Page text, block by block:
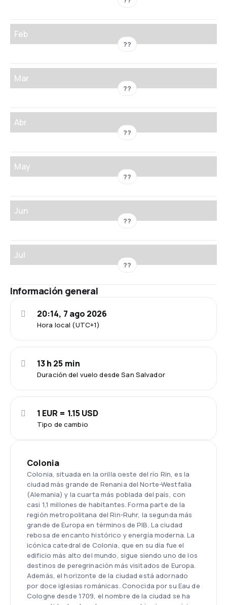
Feb
??
Mar
??
Abr
??
May
??
Jun
??
Jul
??
Información general
Hora local (UTC+1)
20:14, 7 ago 2026
Duración del vuelo desde San Salvador
13 h 25 min
Tipo de cambio
1 EUR = 1.15 USD
Colonia
Colonia, situada en la orilla oeste del río Rin, es la
ciudad más grande de Renania del Norte-Westfalia
(Alemania) y la cuarta más poblada del país, con
casi 1,1 millones de habitantes. Forma parte de la
región metropolitana del Rin-Ruhr, la segunda más
grande de Europa en términos de PIB. La ciudad
rebosa de encanto histórico y energía moderna. La
icónica catedral de Colonia, que en su día fue el
edificio más alto del mundo, sigue siendo uno de los
destinos de peregrinación más visitados de Europa.
Además, el horizonte de la ciudad está adornado
por doce iglesias románicas. Conocida por su Eau de
Cologne desde 1709, el nombre de la ciudad se ha